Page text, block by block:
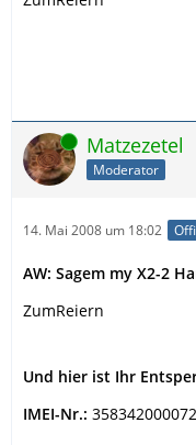
Online Matzezetel
Moderator
14. Mai 2008 um 18:02
AW: Sagem my X2-2
ZumReiern
Und hier ist Ihr
IMEI-Nr.: